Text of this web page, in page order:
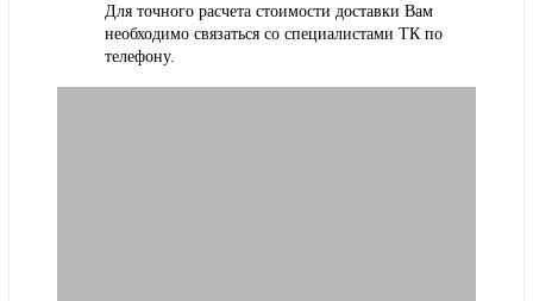
Для точного расчета стоимости доставки Вам
необходимо связаться со специалистами ТК по
телефону.